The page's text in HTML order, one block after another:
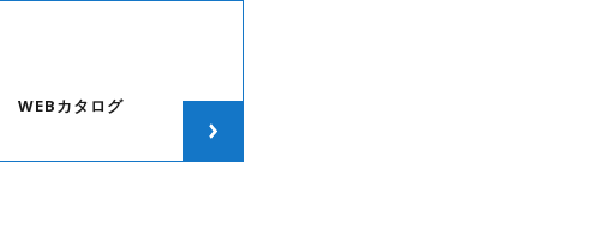
WEBカタログ